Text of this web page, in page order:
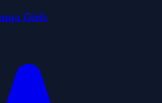
Girls